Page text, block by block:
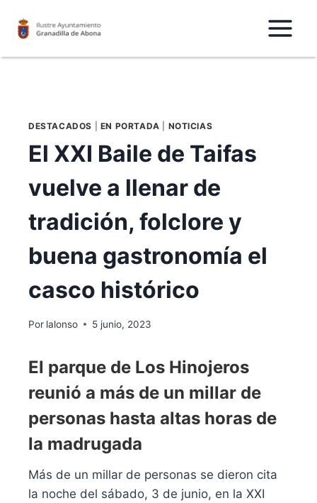
DESTACADOS EN PORTADA NOTICIAS
El XXI Baile de Taifas
vuelve a llenar de
tradición, folclore y
buena gastronomía el
casco histórico
Por lalonso 5 junio, 2023
El parque de Los Hinojeros
reunió a más de un millar de
personas hasta altas horas de
la madrugada
Más de un millar de personas se dieron cita
la noche del sábado, 3 de junio, en la XXI